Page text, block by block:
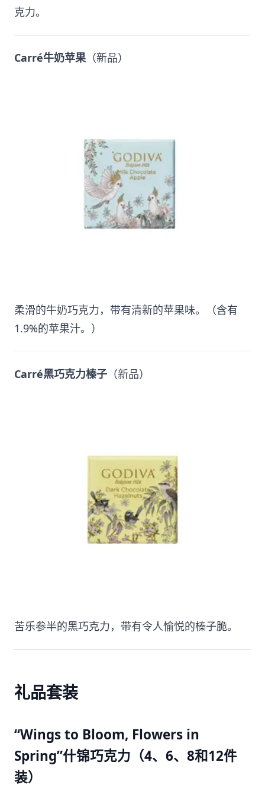
克力。
Carré牛奶苹果（新品）
柔滑的牛奶巧克力，带有清新的苹果味。（含有
1.9%的苹果汁。）
Carré黑巧克力榛子 （新品）
苦乐参半的黑巧克力，带有令人愉悦的榛子脆。
礼品套装
“Wings to Bloom, Flowers in
Spring”什锦巧克力（4、6、8和12件
装）